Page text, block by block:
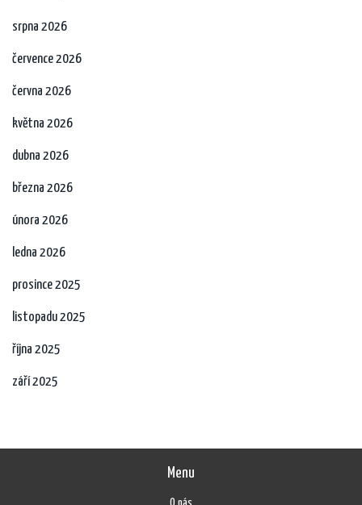
srpna 2026
července 2026
června 2026
května 2026
dubna 2026
března 2026
února 2026
ledna 2026
prosince 2025
listopadu 2025
října 2025
září 2025
Menu